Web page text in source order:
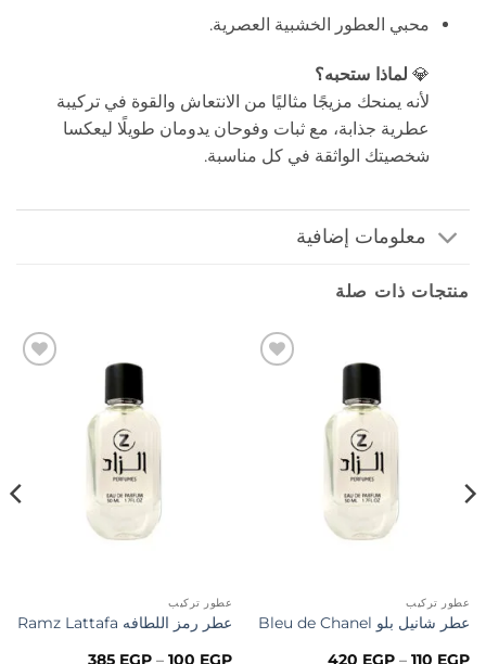
محبي العطور الخشبية العصرية.
💎 لماذا ستحبه؟
لأنه يمنحك مزيجًا مثاليًا من الانتعاش والقوة في تركيبة
عطرية جذابة، مع ثبات وفوحان يدومان طويلًا ليعكسا
شخصيتك الواثقة في كل مناسبة.
معلومات إضافية
منتجات ذات صلة
عطور تركيب
عطر شانيل بلو Bleu de Chanel
110 EGP
–
420 EGP
نطاق
عطور تركيب
عطر رمز اللطافه Ramz Lattafa
100 EGP
–
385 EGP
نطاق